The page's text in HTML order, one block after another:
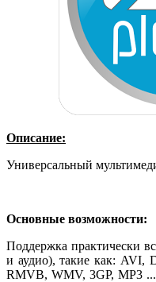
Описание:
Универсальный
Основные возможности:
Поддержка практически
и аудио), такие как:
RMVB, WMV, 3GP, MP3 ...